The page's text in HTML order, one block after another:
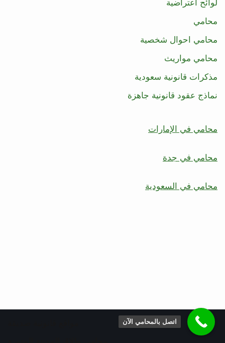
لوائح اعتراضية
محامي
محامي احوال شخصية
محامي مواريث
مذكرات قانونية سعودية
نماذج عقود قانونية جاهزة
محامي في الإمارات
محامي في جدة
محامي في السعودية
اتصل بالمحامي الآن